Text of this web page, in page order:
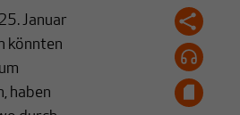
Januar
könnten
haben